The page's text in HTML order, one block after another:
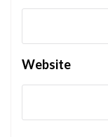
Website